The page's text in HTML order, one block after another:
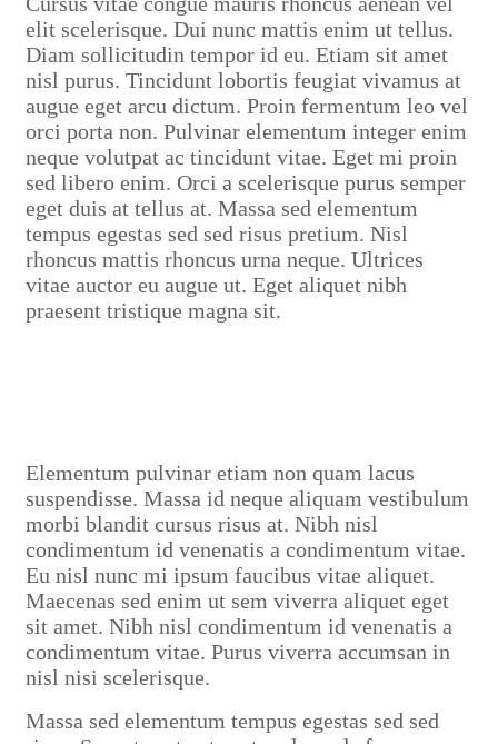
elit scelerisque. Dui nunc mattis enim ut tellus.
Diam sollicitudin tempor id eu. Etiam sit amet
nisl purus. Tincidunt lobortis feugiat vivamus at
augue eget arcu dictum. Proin fermentum leo vel
orci porta non. Pulvinar elementum integer enim
neque volutpat ac tincidunt vitae. Eget mi proin
sed libero enim. Orci a scelerisque purus semper
eget duis at tellus at. Massa sed elementum
tempus egestas sed sed risus pretium. Nisl
rhoncus mattis rhoncus urna neque. Ultrices
vitae auctor eu augue ut. Eget aliquet nibh
praesent tristique magna sit.
Elementum pulvinar etiam non quam lacus
suspendisse. Massa id neque aliquam vestibulum
morbi blandit cursus risus at. Nibh nisl
condimentum id venenatis a condimentum vitae.
Eu nisl nunc mi ipsum faucibus vitae aliquet.
Maecenas sed enim ut sem viverra aliquet eget
sit amet. Nibh nisl condimentum id venenatis a
condimentum vitae. Purus viverra accumsan in
nisl nisi scelerisque.
Massa sed elementum tempus egestas sed sed